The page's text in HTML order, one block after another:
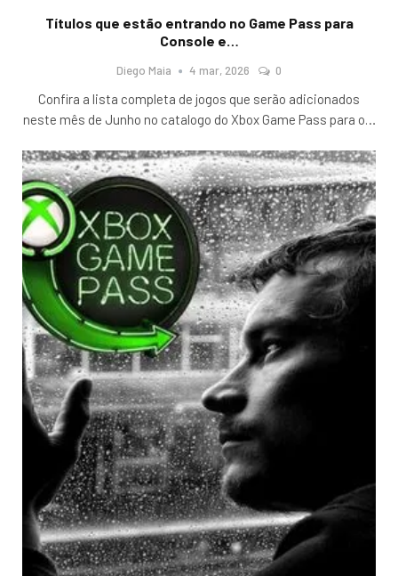
Títulos que estão entrando no Game Pass para
Console e…
Diego Maia 4 mar, 2026 0
Confira a lista completa de jogos que serão adicionados
neste mês de Junho no catalogo do Xbox Game Pass para o…